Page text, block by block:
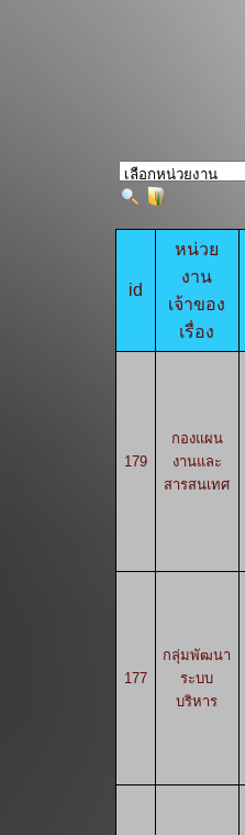
id
หน่วย
งาน
เจ้าของ
เรื่อง
179
กองแผน
งานและ
สารสนเทศ
177
กลุ่มพัฒนา
ระบบ
บริหาร